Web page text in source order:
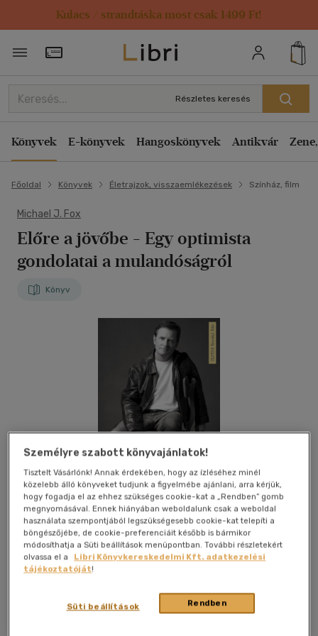
Kulacs / strandtáska most csak 1499 Ft!
Törzsvásárlói Kártya adatai
Részletes keresés
Könyvek E-könyvek Hangoskönyvek Antikvár
Főoldal Könyvek Életrajzok, visszaemlékezések Színház, film
Michael J. Fox
Előre a jövőbe - Egy optimista
gondolatai a mulandóságról
Könyv
Kívánságlistához adom Megosztom
(3 vélemény)
|magyar nyelvű|puhatáblás
Személyre szabott könyvajánlatok!
Tisztelt Vásárlónk! Annak érdekében, hogy az ízléséhez minél
közelebb álló könyveket tudjunk a figyelmébe ajánlani, arra kérjük,
hogy fogadja el az ehhez szükséges cookie-kat a „Rendben” gomb
megnyomásával. Ennek hiányában weboldalunk csak a weboldal
használata szempontjából legszükségesebb cookie-kat telepíti a
böngészőjébe, de cookie-preferenciáit később is bármikor
módosíthatja a Süti beállítások menüpontban. További részletekért
olvassa el a
Libri Könyvkereskedelmi Kft. adatkezelési
tájékoztatóját!
Rendben
Süti beállítások